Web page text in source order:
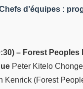
d’équipes :
– Forest Peoples
Peter Kitelo
Kenrick (Forest